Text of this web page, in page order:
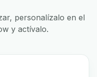
personalízalo en el
y actívalo.